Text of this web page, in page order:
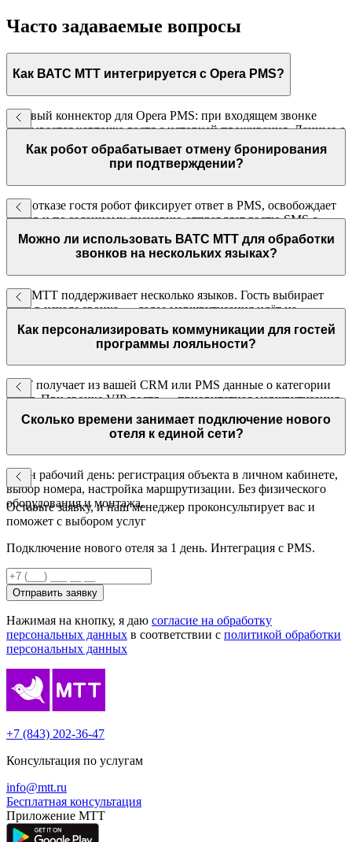
Часто задаваемые вопросы
Как ВАТС МТТ интегрируется с Opera PMS?
Готовый коннектор для Opera PMS: при входящем звонке
открывается карточка гостя с историей проживания. Данные о
бронировании доступны оператору до начала разговора.
Как робот обрабатывает отмену бронирования
при подтверждении?
При отказе гостя робот фиксирует ответ в PMS, освобождает
номер и по заданному сценарию отправляет гостю SMS с
информацией об условиях отмены и возврата средств.
Можно ли использовать ВАТС МТТ для обработки
звонков на нескольких языках?
IVR МТТ поддерживает несколько языков. Гость выбирает
язык в начале звонка — далее маршрутизация идёт на
оператора, владеющего этим языком, или на робота с нужным
сценарием.
Как персонализировать коммуникации для гостей
программы лояльности?
МТТ получает из вашей CRM или PMS данные о категории
гостя. При звонке VIP-гостя — приоритетная маршрутизация
и специальное приветствие. Авторизованный вызов при
исходящих — брендирование.
Сколько времени занимает подключение нового
отеля к единой сети?
Один рабочий день: регистрация объекта в личном кабинете,
выбор номера, настройка маршрутизации. Без физического
оборудования и монтажа.
Оставьте заявку, и наш менеджер проконсультирует вас и
поможет с выбором услуг
Подключение нового отеля за 1 день. Интеграция с PMS.
Отправить заявку
Нажимая на кнопку, я даю согласие на обработку
персональных данных в соответствии с политикой обработки
персональных данных
+7 (843) 202-36-47
Консультация по услугам
info@mtt.ru
Бесплатная консультация
Приложение МТТ